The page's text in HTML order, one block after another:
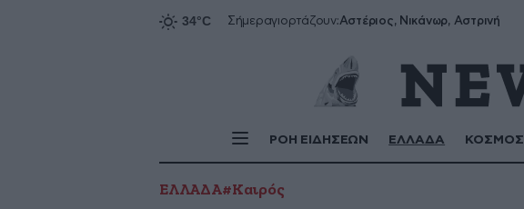
Σήμεραγιορτάζουν:Αστέριος, Νικάνωρ, Αστρινή
ΡΟΗ ΕΙΔΗΣΕΩΝ ΕΛΛΑΔΑ ΚΟΣΜΟΣ
ΕΛΛΑΔΑ#Καιρός